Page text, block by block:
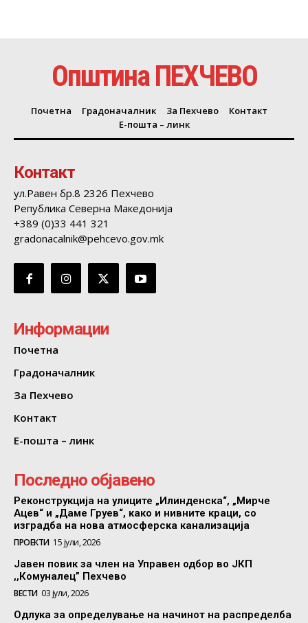
Општина ПЕХЧЕВО
Почетна Градоначалник За Пехчево
Контакт
Е-пошта – линк
Контакт
ул.Равен бр.8 2326 Пехчево
Република Северна Македонија
+389 (0)33 441 321
gradonacalnik@pehcevo.gov.mk
Информации
Почетна
Градоначалник
За Пехчево
Контакт
Е-пошта – линк
Последно објавено
Реконструкција на улиците „Илинденска“, „Мирче
Ацев“ и „Даме Груев“, како и нивните краци, со
изградба на нова атмосферска канализација
ПРОЕКТИ 15 јули, 2026
Јавен повик за член на Управен одбор во ЈКП
,,Комуналец” Пехчево
ВЕСТИ 03 јули, 2026
Одлука за определување на начинот на распределба